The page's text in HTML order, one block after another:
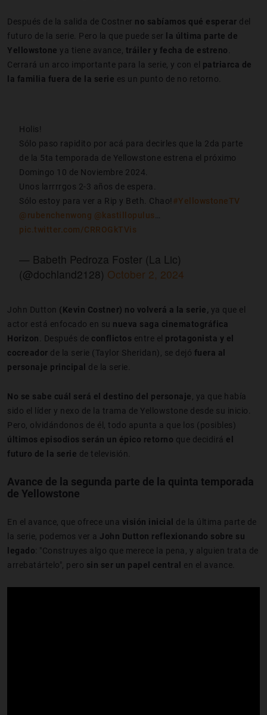
Después de la salida de Costner no sabíamos qué esperar del
futuro de la serie. Pero la que puede ser
la última parte de
Yellowstone ya tiene avance, tráiler y fecha de estreno
Cerrará un arco importante para la serie, y con el patriarca de
la familia fuera de la serie es un punto de no retorno.
Holis!
Sólo paso rapidito por acá para decirles que la 2da parte
de la 5ta temporada de Yellowstone estrena el próximo
Domingo 10 de Noviembre 2024.
Unos larrrrgos 2-3 años de espera.
Sólo estoy para ver a Rip y Beth. Chao! #YellowstoneTV
@rubenchenwong @kastillopulus
pic.twitter.com/CRROGkTVis
— Babeth Pedroza Foster (La Lic)
(@dochland2128) October 2, 2024
John Dutton (Kevin Costner) no volverá a la serie,
ya que el
actor está enfocado en su nueva saga cinematográfica
Horizon . Después de conflictos entre el protagonista y el
cocreador de la serie (Taylor Sheridan), se dejó fuera al
personaje principal
de la serie.
No se sabe cuál será el destino del personaje , ya que había
sido el líder y nexo de la trama de Yellowstone desde su inicio.
Pero, olvidándonos de él, todo apunta a que los (posibles)
últimos episodios serán un épico retorno que decidirá el
futuro de la serie de televisión.
Avance de la segunda parte de la quinta temporada
de Yellowstone
En el avance, que ofrece una visión inicial de la última parte de
la serie, podemos ver a John Dutton reflexionando sobre su
legado: "Construyes algo que merece la pena, y alguien trata de
arrebatártelo", pero sin ser un papel central en el avance.